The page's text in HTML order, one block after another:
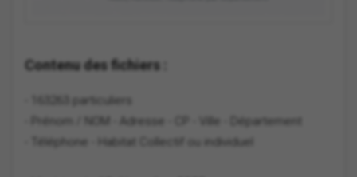
Contenu des fichiers :
- 163263 particuliers
- Prénom / NOM
- Adresse - CP - Ville - Département
- Téléphone
- Habitat Collectif ou individuel